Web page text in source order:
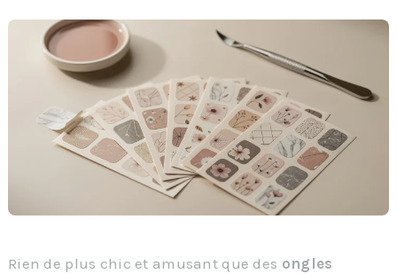
Rien de plus chic et amusant que des ongles